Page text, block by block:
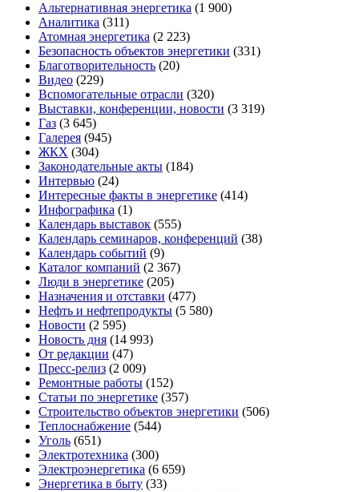
Альтернативная энергетика (1 900)
Аналитика (311)
Атомная энергетика (2 223)
Безопасность объектов энергетики (331)
Благотворительность (20)
Видео (229)
Вспомогательные отрасли (320)
Выставки, конференции, новости (3 319)
Газ (3 645)
Галерея (945)
ЖКХ (304)
Законодательные акты (184)
Интервью (24)
Интересные факты в энергетике (414)
Инфографика (1)
Календарь выставок (555)
Календарь семинаров, конференций (38)
Календарь событий (9)
Каталог компаний (2 367)
Люди в энергетике (205)
Назначения и отставки (477)
Нефть и нефтепродукты (5 580)
Новости (2 595)
Новость дня (14 993)
От редакции (47)
Пресс-релиз (2 009)
Ремонтные работы (152)
Статьи по энергетике (357)
Строительство объектов энергетики (506)
Теплоснабжение (544)
Уголь (651)
Электротехника (300)
Электроэнергетика (6 659)
Энергетика в быту (33)